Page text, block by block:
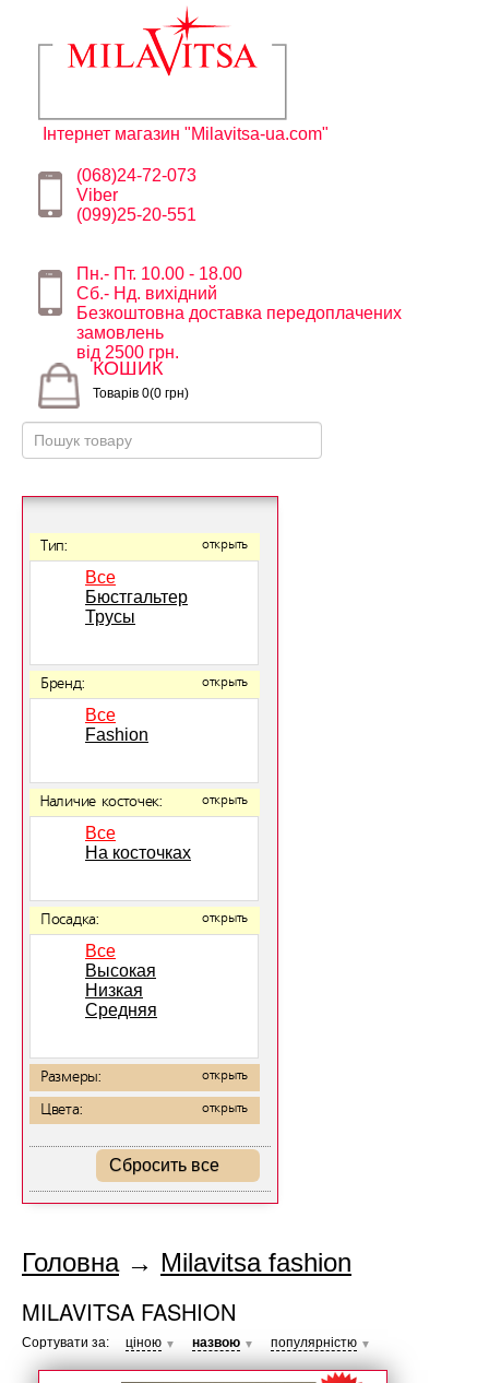
Інтернет магазин "Milavitsa-ua.com"
(068)24-72-073
Viber
(099)25-20-551
Пн.- Пт. 10.00 - 18.00
Сб.- Нд. вихідний
Безкоштовна доставка передоплачених
замовлень
від 2500 грн.
КОШИК
Товарів 0(0 грн)
Тип: открыть
Все
Бюстгальтер
Трусы
Бренд: открыть
Все
Fashion
Наличие косточек: открыть
Все
На косточках
Посадка: открыть
Все
Высокая
Низкая
Средняя
Размеры: открыть
Цвета: открыть
Сбросить все
Головна→ Milavitsa fashion
MILAVITSA FASHION
Сортувати за: ціною ▼ назвою ▼ популярністю ▼